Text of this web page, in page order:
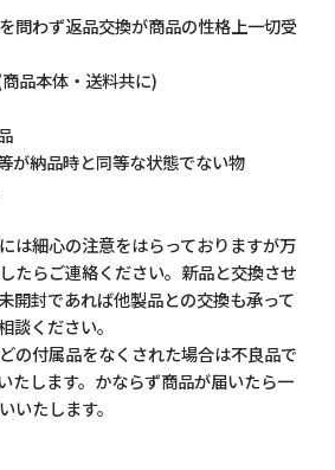
問わず返品交換が商品の性格上一切受
品本体・送料共に)
が納品時と同等な状態でない物
は細心の注意をはらっておりますが万
たらご連絡ください。新品と交換させ
開封であれば他製品との交換も承って
談ください。
の付属品をなくされた場合は不良品で
たします。かならず商品が届いたら一
いたします。